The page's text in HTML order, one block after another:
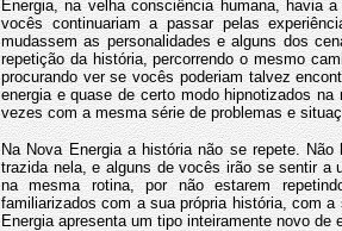
Energia, na velha consciência humana, havia
vocês continuariam a passar pelas
mudassem as personalidades e alguns dos
repetição da história, percorrendo o mesmo
procurando ver se vocês poderiam talvez
energia e quase de certo modo hipnotizados
vezes com a mesma série de problemas e
Na Nova Energia a história não se repete.
trazida nela, e alguns de vocês irão se sentir a
na mesma rotina, por não estarem
familiarizados com a sua própria história, com
Energia apresenta um tipo inteiramente novo